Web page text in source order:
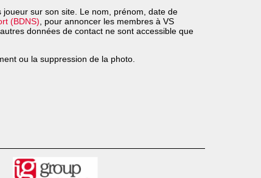
sur son site. Le nom, prénom, date de
(BDNS) , pour annoncer les membres à VS
données de contact ne sont accessible que
ou la suppression de la photo.